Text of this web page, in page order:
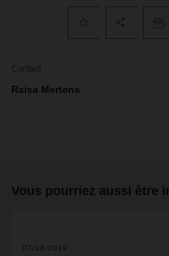
Contact
Raisa Mertens
Vous pourriez aussi être
07/18/2019